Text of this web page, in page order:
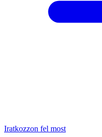
Iratkozzon fel most